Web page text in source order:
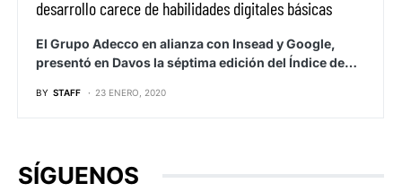
desarrollo carece de habilidades digitales básicas
El Grupo Adecco en alianza con Insead y Google,
presentó en Davos la séptima edición del Índice de…
BY STAFF 23 ENERO, 2020
SÍGUENOS